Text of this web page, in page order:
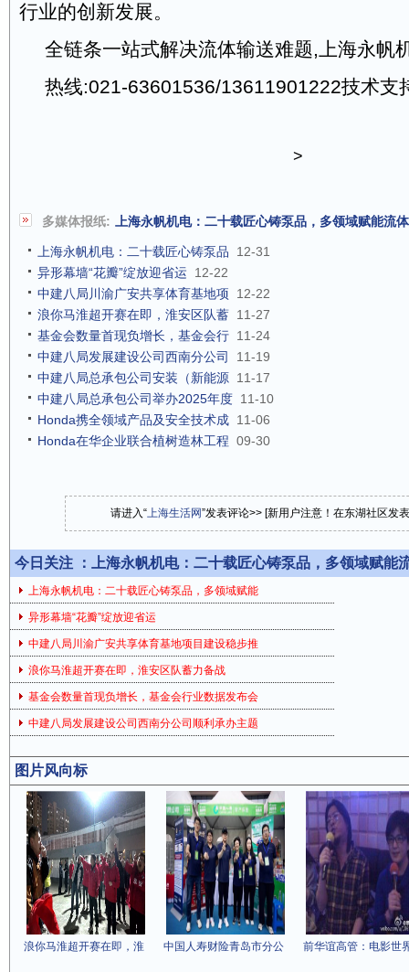
行业的创新发展。
全链条一站式解决流体输送难题,上海永帆
热线:021-63601536/13611901222技术支
>
多媒体报纸: 上海永帆机电：二十载匠心铸泵品，多领域赋能流
上海永帆机电：二十载匠心铸泵品
12-31
异形幕墙“花瓣”绽放迎省运
12-22
中建八局川渝广安共享体育基地项
12-22
浪你马淮超开赛在即，淮安区队蓄 11-27
基金会数量首现负增长，基金会行 11-24
中建八局发展建设公司西南分公司
11-19
中建八局总承包公司安装（新能源 11-17
中建八局总承包公司举办2025年度 11-10
Honda携全领域产品及安全技术成 11-06
Honda在华企业联合植树造林工程 09-30
请进入“上海生活网”发表评论>> [新用户注意！在东湖社区发
今日关注 ： 上海永帆机电：二十载匠心铸泵品，多领域赋能
上海永帆机电：二十载匠心铸泵品，多领域赋能
异形幕墙“花瓣”绽放迎省运
中建八局川渝广安共享体育基地项目建设稳步推
浪你马淮超开赛在即，淮安区队蓄力备战
基金会数量首现负增长，基金会行业数据发布会
中建八局发展建设公司西南分公司顺利承办主题
图片风向标
浪你马淮超开赛在即，淮 中国人寿财险青岛市分公 前华谊高管：电影世